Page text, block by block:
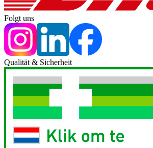
Folgt uns
Qualität & Sicherheit